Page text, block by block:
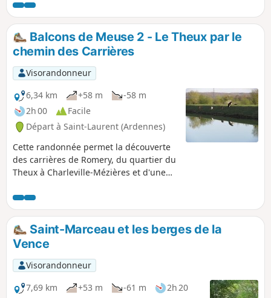
Balcons de Meuse 2 - Le Theux par le
chemin des Carrières
Visorandonneur
6,34 km
+58 m
-58 m
2h 00
Facile
Départ à Saint-Laurent (Ardennes)
Cette randonnée permet la découverte
des carrières de Romery, du quartier du
Theux à Charleville-Mézières et d'une
programme d'aménagement des berges
de la Meuse. Il est possible de la
coupler avec la randonnée précédente
au départ de Ville-sur-Lumes.
Saint-Marceau et les berges de la
Vence
Visorandonneur
7,69 km
+53 m -61 m
2h 20